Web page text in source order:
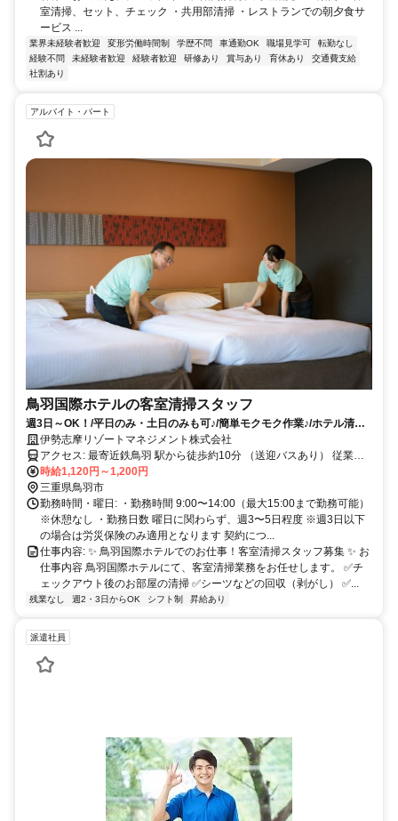
室清掃、セット、チェック ・共用部清掃 ・レストランでの朝夕食サ
ービス ...
業界未経験者歓迎 変形労働時間制 学歴不問 車通勤OK 職場見学可
転勤なし
経験不問
未経験者歓迎 経験者歓迎 研修あり 賞与あり 育休あり
交通費支給
社割あり
アルバイト・パート
鳥羽国際ホテルの客室清掃スタッフ
週3日～OK！/平日のみ・土日のみも可♪/簡単モクモク作業♪/ホテル清掃
スタッフ募集✨
伊勢志摩リゾートマネジメント株式会社
アクセス: 最寄近鉄鳥羽 駅から徒歩約10分 （送迎バスあり） 従業員
駐車場あり
時給1,120円～1,200円
三重県鳥羽市
勤務時間・曜日: ・勤務時間 9:00〜14:00（最大15:00まで勤務可能）
※休憩なし ・勤務日数 曜日に関わらず、週3〜5日程度 ※週3日以下
の場合は労災保険のみ適用となります 契約につ...
仕事内容: ✨ 鳥羽国際ホテルでのお仕事！客室清掃スタッフ募集 ✨ お
仕事内容 鳥羽国際ホテルにて、客室清掃業務をお任せします。 ✅チ
ェックアウト後のお部屋の清掃 ✅シーツなどの回収（剥がし） ✅...
残業なし 週2・3日からOK シフト制 昇給あり
派遣社員